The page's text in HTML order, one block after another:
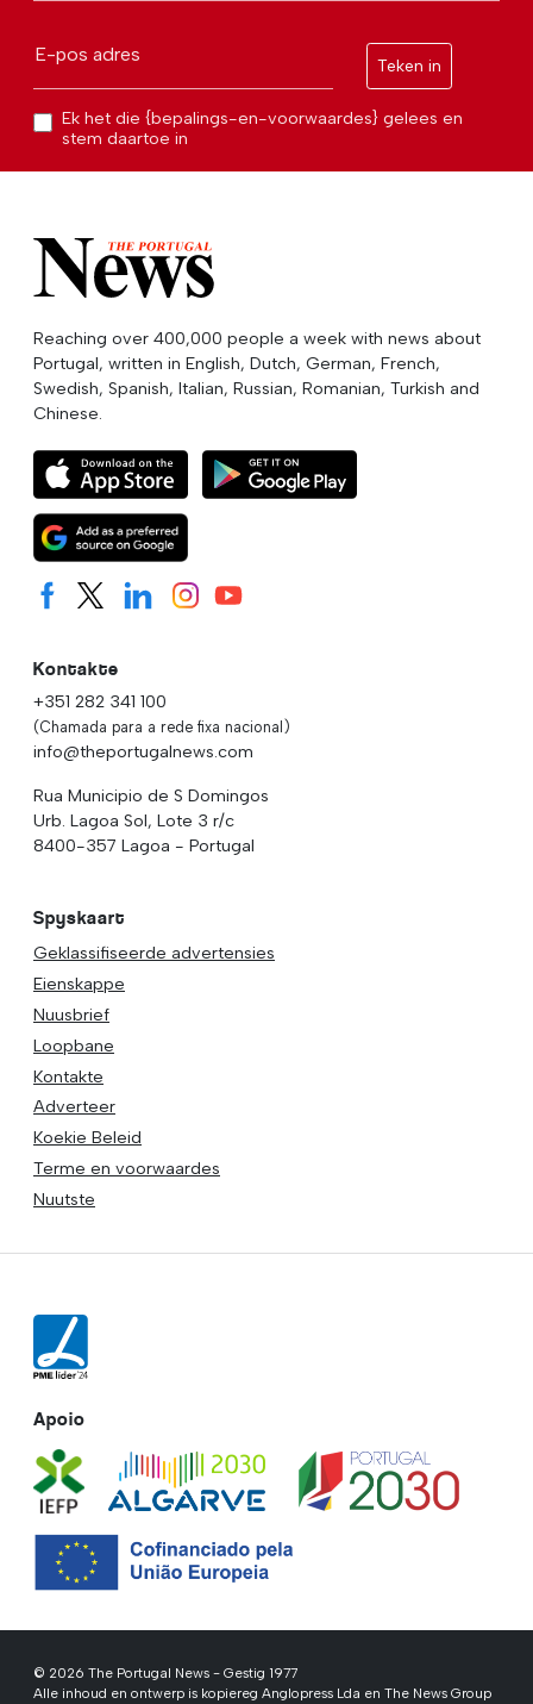
E-pos adres
Teken in
Ek het die {bepalings-en-voorwaardes} gelees en
stem daartoe in
Reaching over 400,000 people a week with news about
Portugal, written in English, Dutch, German, French,
Swedish, Spanish, Italian, Russian, Romanian, Turkish and
Chinese.
Kontakte
+351 282 341 100
(Chamada para a rede fixa nacional)
info@theportugalnews.com
Rua Municipio de S Domingos
Urb. Lagoa Sol, Lote 3 r/c
8400-357 Lagoa - Portugal
Spyskaart
Geklassifiseerde advertensies
Eienskappe
Nuusbrief
Loopbane
Kontakte
Adverteer
Koekie Beleid
Terme en voorwaardes
Nuutste
Apoio
© 2026 The Portugal News - Gestig 1977
Alle inhoud en ontwerp is kopiereg Anglopress Lda en The News Group